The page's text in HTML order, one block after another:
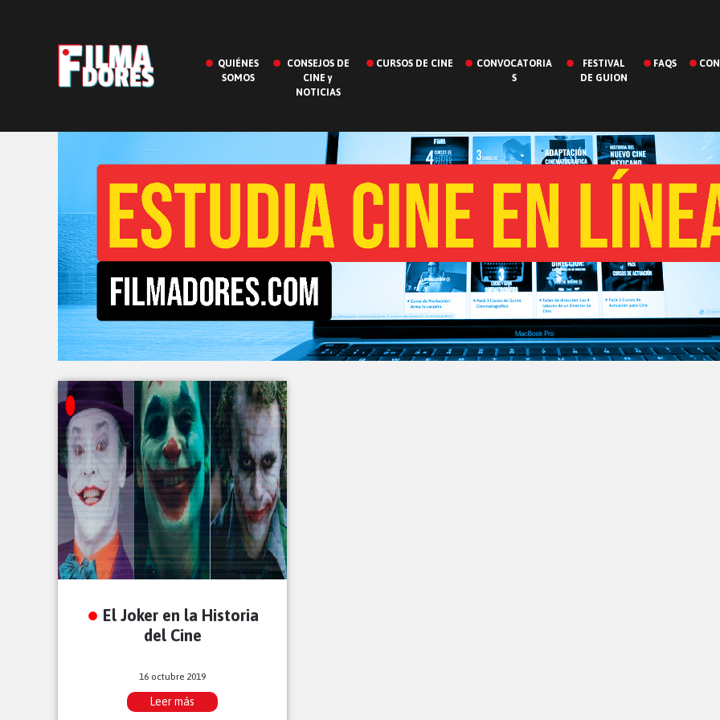
QUIÉNES
SOMOS
CONSEJOS DE
CINE y
NOTICIAS
CURSOS DE CINE
CONVOCATORIA
S
FESTIVAL
DE GUION
FAQS
El Joker en la Historia
del Cine
16 octubre 2019
Leer más